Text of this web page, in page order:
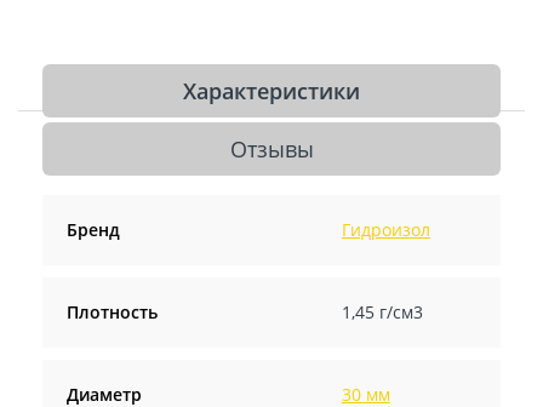
Характеристики
Отзывы
Бренд Гидроизол
Плотность 1,45 г/см3
Диаметр 30 мм